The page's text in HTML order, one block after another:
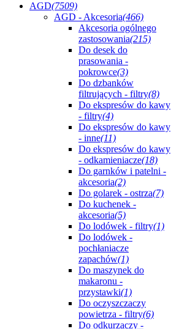
AGD(7509)
AGD - Akcesoria(466)
Akcesoria ogólnego
zastosowania(215)
Do desek do
prasowania -
pokrowce(3)
Do dzbanków
filtrujących - filtry(8)
Do ekspresów do kawy
- filtry(4)
Do ekspresów do kawy
- inne(11)
Do ekspresów do kawy
- odkamieniacze(18)
Do garnków i patelni -
akcesoria(2)
Do golarek - ostrza(7)
Do kuchenek -
akcesoria(5)
Do lodówek - filtry(1)
Do lodówek -
pochłaniacze
zapachów(1)
Do maszynek do
makaronu -
przystawki(1)
Do oczyszczaczy
powietrza - filtry(6)
Do odkurzaczy -